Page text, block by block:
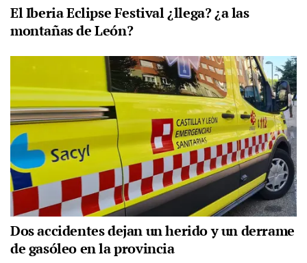
El Iberia Eclipse Festival ¿llega? ¿a las
montañas de León?
Dos accidentes dejan un herido y un derrame
de gasóleo en la provincia